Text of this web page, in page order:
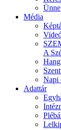
Média
A
Napi
Adattár